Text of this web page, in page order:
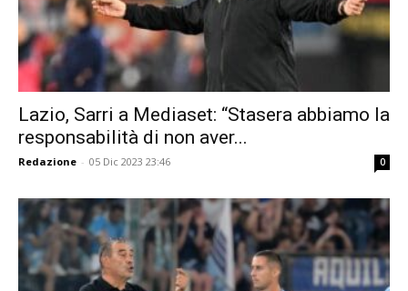
Lazio, Sarri a Mediaset: “Stasera abbiamo la
responsabilità di non aver...
Redazione - 05 Dic 2023 23:46 0